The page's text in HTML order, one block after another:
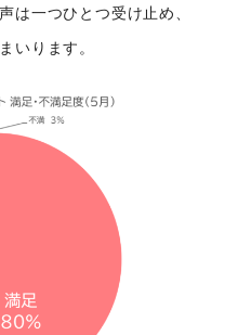
は一つひとつ受け止め、
いります。